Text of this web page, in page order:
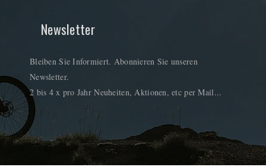
Newsletter
Bleiben Sie Informiert. Abonnieren Sie unseren
Newsletter.
2 bis 4 x pro Jahr Neuheiten, Aktionen, etc per Mail...